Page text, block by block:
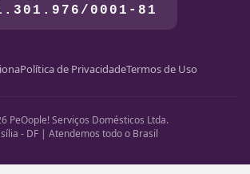
0001-81
Política de PrivacidadeTermos de Uso
PeOople! Serviços Domésticos Ltda.
- DF | Atendemos todo o Brasil